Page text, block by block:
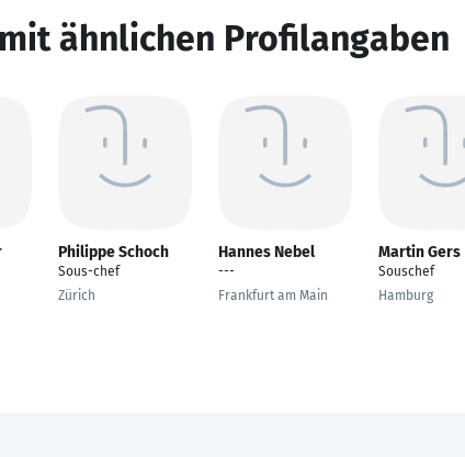
ähnlichen Profilangaben
Philippe Schoch
Sous-chef
Zürich
Hannes Nebel
---
Frankfurt am Main
Martin Gers
Souschef
Hamburg